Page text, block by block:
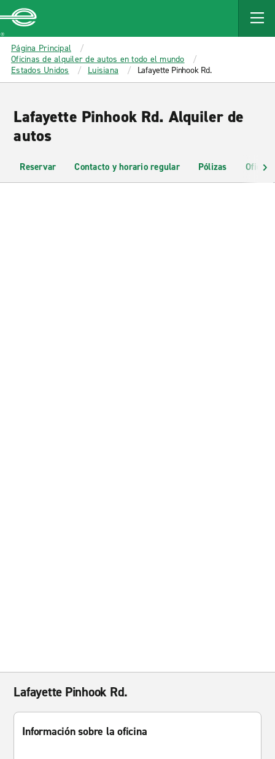
MAIN
CONTENT
Enterprise
Página Principal
Oficinas de alquiler de autos en todo el mundo
Estados Unidos
Luisiana Lafayette Pinhook Rd.
Lafayette Pinhook Rd. Alquiler de
autos
Reservar Contacto y horario regular Pólizas
Lafayette Pinhook Rd.
Información sobre la oficina